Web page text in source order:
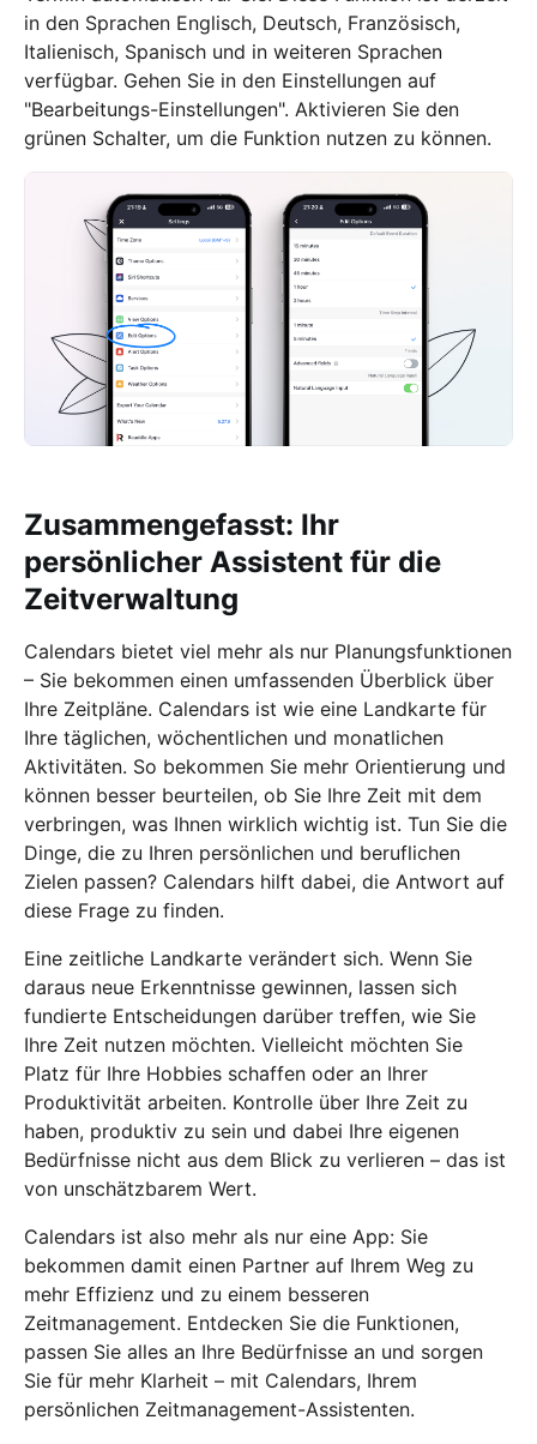
in den Sprachen Englisch, Deutsch, Französisch,
Italienisch, Spanisch und in weiteren Sprachen
verfügbar. Gehen Sie in den Einstellungen auf
"Bearbeitungs-Einstellungen". Aktivieren Sie den
grünen Schalter, um die Funktion nutzen zu können.
Zusammengefasst: Ihr
persönlicher Assistent für die
Zeitverwaltung
Calendars bietet viel mehr als nur Planungsfunktionen
– Sie bekommen einen umfassenden Überblick über
Ihre Zeitpläne. Calendars ist wie eine Landkarte für
Ihre täglichen, wöchentlichen und monatlichen
Aktivitäten. So bekommen Sie mehr Orientierung und
können besser beurteilen, ob Sie Ihre Zeit mit dem
verbringen, was Ihnen wirklich wichtig ist. Tun Sie die
Dinge, die zu Ihren persönlichen und beruflichen
Zielen passen? Calendars hilft dabei, die Antwort auf
diese Frage zu finden.
Eine zeitliche Landkarte verändert sich. Wenn Sie
daraus neue Erkenntnisse gewinnen, lassen sich
fundierte Entscheidungen darüber treffen, wie Sie
Ihre Zeit nutzen möchten. Vielleicht möchten Sie
Platz für Ihre Hobbies schaffen oder an Ihrer
Produktivität arbeiten. Kontrolle über Ihre Zeit zu
haben, produktiv zu sein und dabei Ihre eigenen
Bedürfnisse nicht aus dem Blick zu verlieren – das ist
von unschätzbarem Wert.
Calendars ist also mehr als nur eine App: Sie
bekommen damit einen Partner auf Ihrem Weg zu
mehr Effizienz und zu einem besseren
Zeitmanagement. Entdecken Sie die Funktionen,
passen Sie alles an Ihre Bedürfnisse an und sorgen
Sie für mehr Klarheit – mit Calendars, Ihrem
persönlichen Zeitmanagement-Assistenten.